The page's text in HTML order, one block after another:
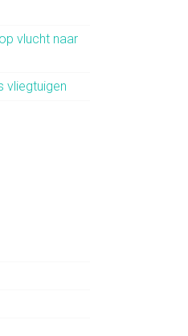
vlucht naar
vliegtuigen